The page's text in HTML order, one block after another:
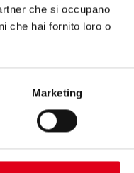
che si occupano
che hai fornito loro o
Marketing